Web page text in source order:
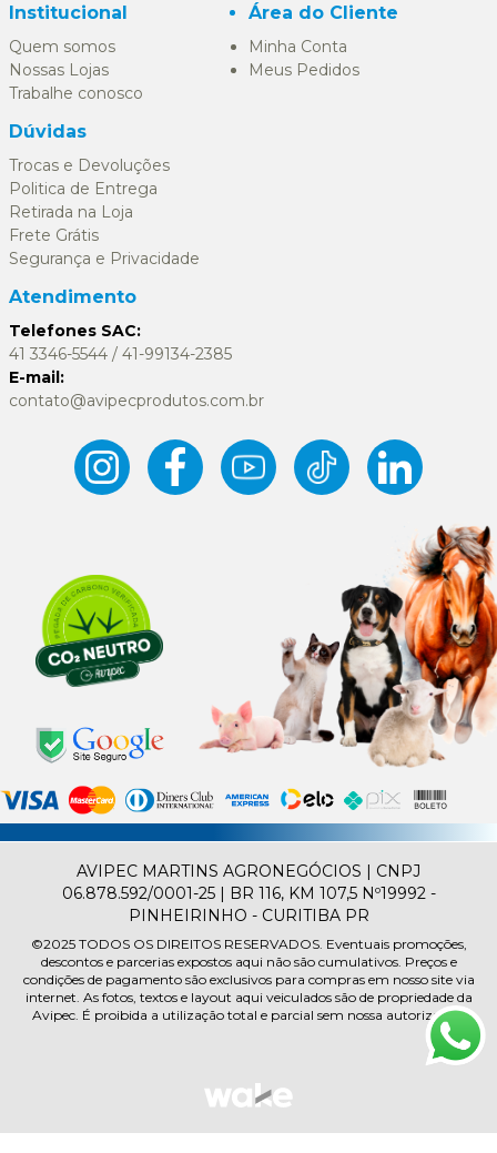
Institucional
Quem somos
Nossas Lojas
Trabalhe conosco
Área do Cliente
Minha Conta
Meus Pedidos
Dúvidas
Trocas e Devoluções
Politica de Entrega
Retirada na Loja
Frete Grátis
Segurança e Privacidade
Atendimento
Telefones SAC:
41 3346-5544 / 41-99134-2385
E-mail:
contato@avipecprodutos.com.br
AVIPEC MARTINS AGRONEGÓCIOS | CNPJ
06.878.592/0001-25 | BR 116, KM 107,5 Nº19992 -
PINHEIRINHO - CURITIBA PR
©2025 TODOS OS DIREITOS RESERVADOS. Eventuais promoções,
descontos e parcerias expostos aqui não são cumulativos. Preços e
condições de pagamento são exclusivos para compras em nosso site via
internet. As fotos, textos e layout aqui veiculados são de propriedade da
Avipec. É proibida a utilização total e parcial sem nossa autorização.